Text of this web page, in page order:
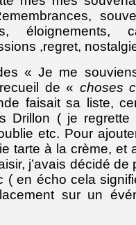
éloignements,
,regret,
« Je me
de « choses
faisait sa liste,
Drillon ( je
etc. Pour
tarte à la crème, et
j’avais décidé
( en écho cela
sur un